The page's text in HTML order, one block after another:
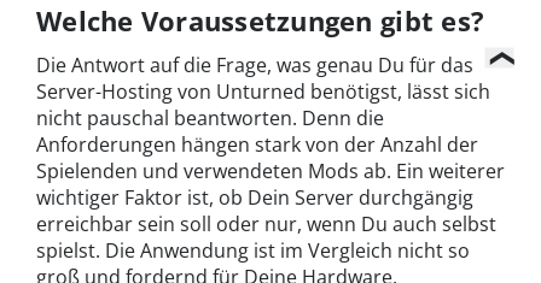
Welche Voraussetzungen gibt es?
Die Antwort auf die Frage, was genau Du für das
Server-Hosting von Unturned benötigst, lässt sich
nicht pauschal beantworten. Denn die
Anforderungen hängen stark von der Anzahl der
Spielenden und verwendeten Mods ab. Ein weiterer
wichtiger Faktor ist, ob Dein Server durchgängig
erreichbar sein soll oder nur, wenn Du auch selbst
spielst. Die Anwendung ist im Vergleich nicht so
groß und fordernd für Deine Hardware.